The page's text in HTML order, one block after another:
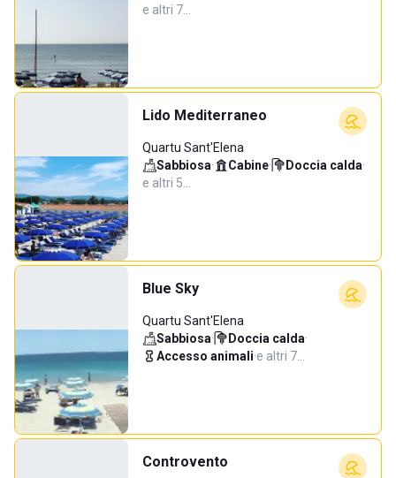
e altri 7…
Lido Mediterraneo
Quartu Sant'Elena
Sabbiosa· Cabine· Doccia calda·
e altri 5…
Blue Sky
Quartu Sant'Elena
Sabbiosa· Doccia calda·
Accesso animali·e altri 7…
Controvento